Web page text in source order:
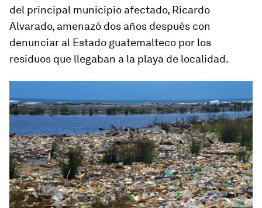
del principal municipio afectado, Ricardo
Alvarado, amenazó dos años después con
denunciar al Estado guatemalteco por los
residuos que llegaban a la playa de localidad.